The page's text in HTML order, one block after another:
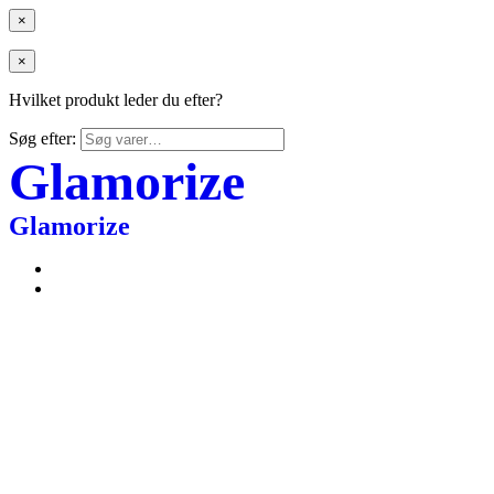
×
×
Hvilket produkt leder du efter?
Søg efter:
Glamorize
Glamorize